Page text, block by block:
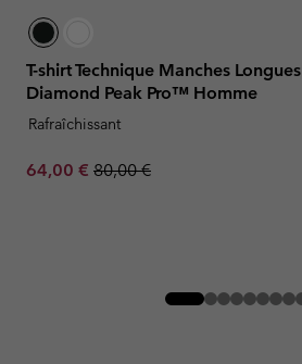
T-shirt Technique Manches Longues
Diamond Peak Pro™ Homme
Rafraîchissant
Sale price:
64,00 € Regular price:
80,00 €